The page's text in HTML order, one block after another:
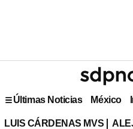
Últimas Noticias México
LUIS CÁRDENAS MVS